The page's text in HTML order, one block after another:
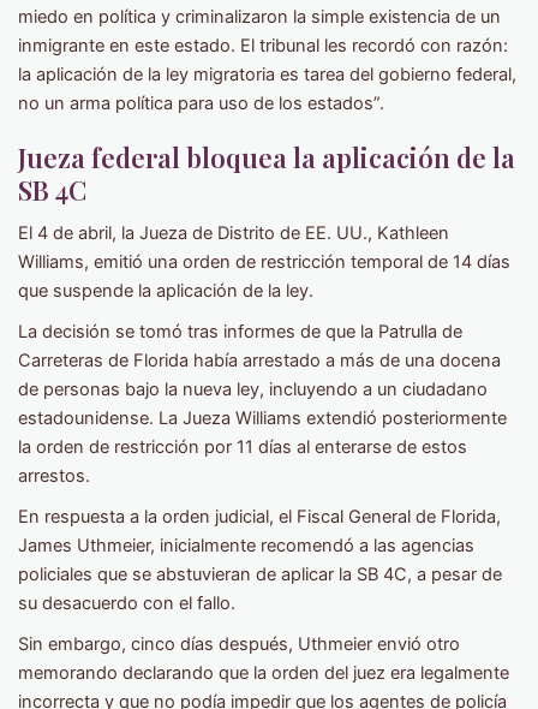
miedo en política y criminalizaron la simple existencia de un
inmigrante en este estado. El tribunal les recordó con razón:
la aplicación de la ley migratoria es tarea del gobierno federal,
no un arma política para uso de los estados”.
Jueza federal bloquea la aplicación de la
SB 4C
El 4 de abril, la Jueza de Distrito de EE. UU., Kathleen
Williams, emitió una orden de restricción temporal de 14 días
que suspende la aplicación de la ley.
La decisión se tomó tras informes de que la Patrulla de
Carreteras de Florida había arrestado a más de una docena
de personas bajo la nueva ley, incluyendo a un ciudadano
estadounidense. La Jueza Williams extendió posteriormente
la orden de restricción por 11 días al enterarse de estos
arrestos.
En respuesta a la orden judicial, el Fiscal General de Florida,
James Uthmeier, inicialmente recomendó a las agencias
policiales que se abstuvieran de aplicar la SB 4C, a pesar de
su desacuerdo con el fallo.
Sin embargo, cinco días después, Uthmeier envió otro
memorando declarando que la orden del juez era legalmente
incorrecta y que no podía impedir que los agentes de policía